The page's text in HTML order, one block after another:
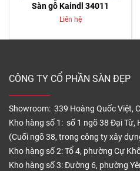
Sàn gỗ Kaindl 34011
Liên hệ
CÔNG TY CỔ PHẦN SÀN ĐẸP
Showroom: 339 Hoàng Quốc Việt,
Kho hàng số 1: số 1 ngõ 38 Đại Từ,
(Cuối ngõ 38, trong công ty xây
Kho hàng số 2: Tổ 4, phường Cự
Kho hàng số 3: Đường 6, phường